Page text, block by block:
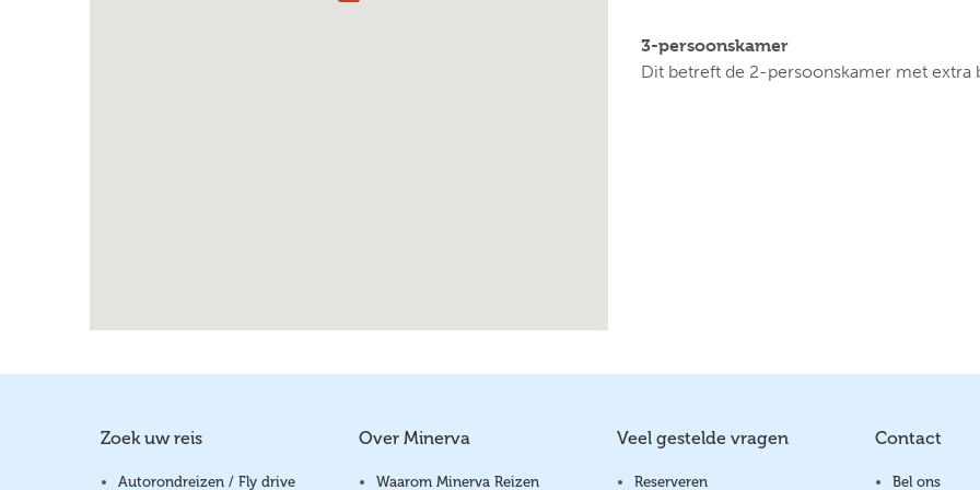
3-persoonskamer
Dit betreft de 2-persoonskamer met extra
Zoek uw reis
Autorondreizen / Fly drive
Over Minerva
Waarom Minerva Reizen
Veel gestelde vragen
Reserveren
Contact
Bel ons